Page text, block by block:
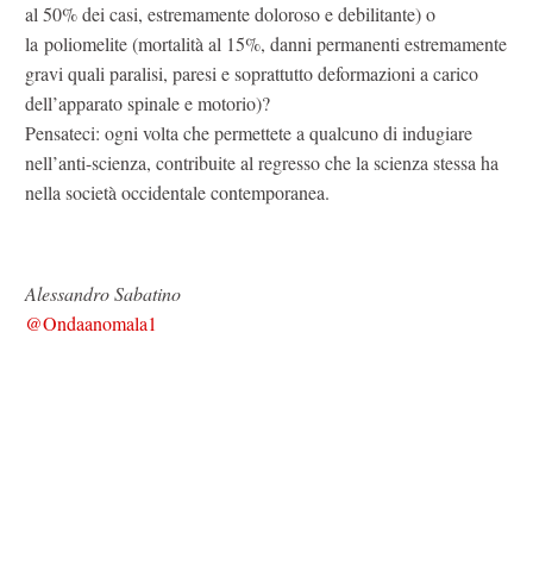
al 50% dei casi, estremamente doloroso e debilitante) o
la poliomelite (mortalità al 15%, danni permanenti estremamente
gravi quali paralisi, paresi e soprattutto deformazioni a carico
dell’apparato spinale e motorio)?
Pensateci: ogni volta che permettete a qualcuno di indugiare
nell’anti-scienza, contribuite al regresso che la scienza stessa ha
nella società occidentale contemporanea.
Alessandro Sabatino
@Ondaanomala1